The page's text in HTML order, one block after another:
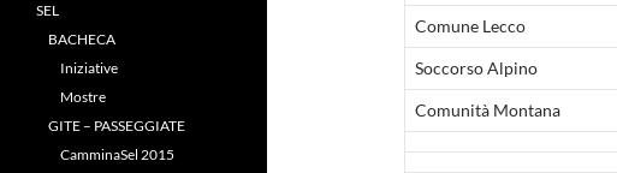
Comune Lecco
Soccorso Alpino
Comunità Montana
SEL
BACHECA
Iniziative
Mostre
GITE – PASSEGGIATE
CamminaSel 2015